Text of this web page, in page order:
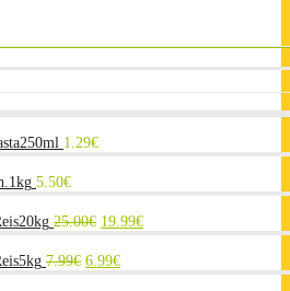
1.29€
5.50€
25.00€ 19.99€
7.99€ 6.99€